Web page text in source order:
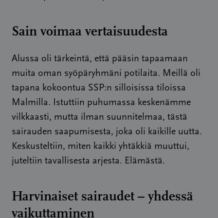
Sain voimaa vertaisuudesta
Alussa oli tärkeintä, että pääsin tapaamaan
muita oman syöpäryhmäni potilaita. Meillä oli
tapana kokoontua SSP:n silloisissa tiloissa
Malmilla. Istuttiin puhumassa keskenämme
vilkkaasti, mutta ilman suunnitelmaa, tästä
sairauden saapumisesta, joka oli kaikille uutta.
Keskusteltiin, miten kaikki yhtäkkiä muuttui,
juteltiin tavallisesta arjesta. Elämästä.
Harvinaiset sairaudet – yhdessä
vaikuttaminen